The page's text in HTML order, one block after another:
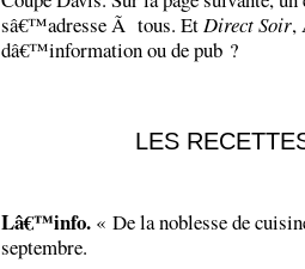
sâ€™adresse Ã tous. EtDirect Soir,
dâ€™information ou de pub ?
LES
Lâ€™info. « De la noblesse de
septembre.